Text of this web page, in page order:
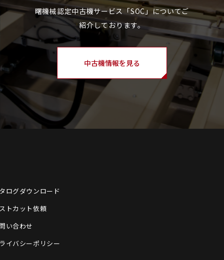
中古機情報を見る
ログダウンロード
トカット依頼
い合わせ
イバシーポリシー